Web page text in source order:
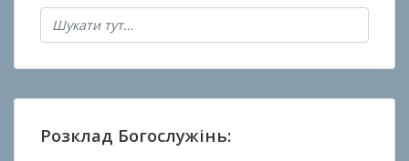
н
Розклад Богослужінь: